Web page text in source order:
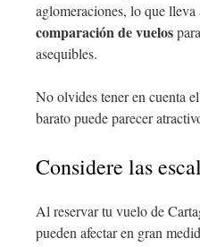
aglomeraciones, lo que
comparación de vuelos
asequibles.
No olvides tener en cuenta
barato puede parecer
Considere las
Al reservar tu vuelo de
pueden afectar en gran